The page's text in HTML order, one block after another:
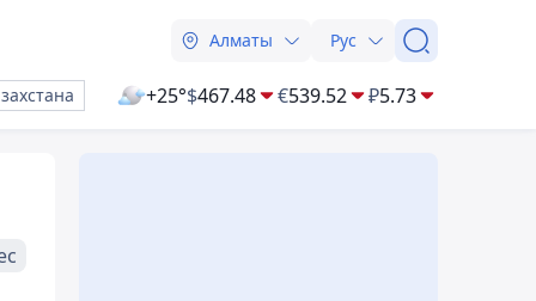
Алматы Рус
+25°$467.48 €539.52 ₽5.73